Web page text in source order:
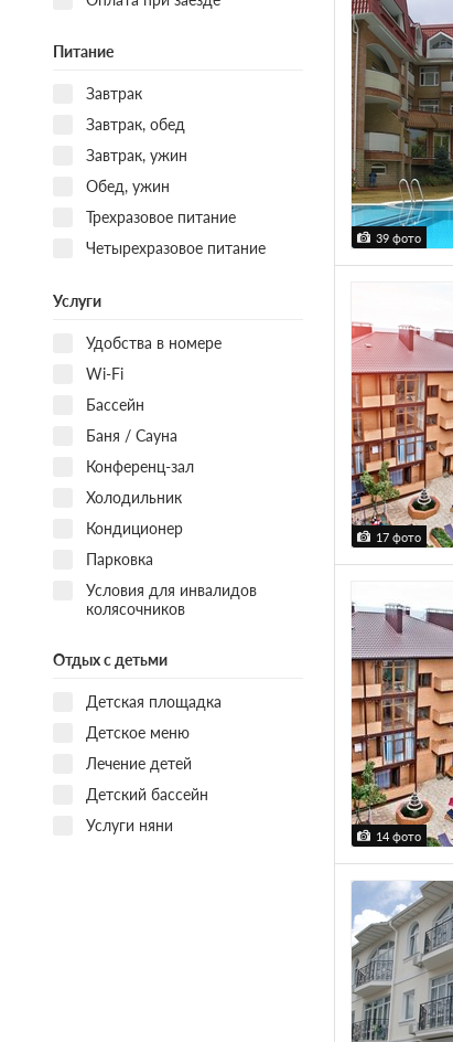
Питание
Завтрак
Завтрак, обед
Завтрак, ужин
Обед, ужин
Трехразовое питание
Четырехразовое питание
Услуги
Удобства в номере
Wi-Fi
Бассейн
Баня / Сауна
Конференц-зал
Холодильник
Кондиционер
Парковка
Условия для инвалидов
колясочников
Отдых с детьми
Детская площадка
Детское меню
Лечение детей
Детский бассейн
Услуги няни
39 фото
17 фото
14 фото